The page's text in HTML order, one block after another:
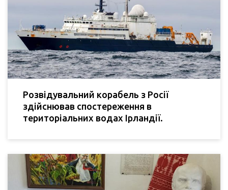
Розвідувальний корабель з Росії
здійснював спостереження в
територіальних водах Ірландії.